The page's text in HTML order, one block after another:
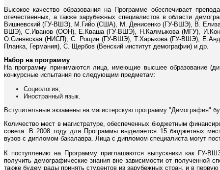
Высокое качество образования на Программе обеспечивает
отечественных, а также зарубежных специалистов в области
Вишневский (ГУ-ВШЭ), М.Гийо (США), М. Денисенко (ГУ-ВШЭ), В.
ВШЭ), С.Иванов (ООН), Е.Кваша (ГУ-ВШЭ), Н.Калмыкова (МГУ),
О.Синявская (НИСП), С. Рощин (ГУ-ВШЭ), Т.Харькова (ГУ-ВШЭ),
Планка, Германия), С. Щербов (Венский институт демографии) и др.
Набор на программу
На программу принимаются лица, имеющие высшее образование
конкурсные испытания по следующим предметам:
Социология;
Иностранный язык.
Вступительные экзамены на магистерскую программу "Демография"
Количество мест в магистратуре, обеспеченных бюджетным
совета. В 2008 году для Программы выделяется 15 бюджетных
вузов с дипломом бакалавра. Лица с дипломом специалиста могут
К поступлению на Программу приглашаются выпускники как ГУ-
получить демографические знания вне зависимости от полученной
также будем рады принять студентов из зарубежных стран, и в